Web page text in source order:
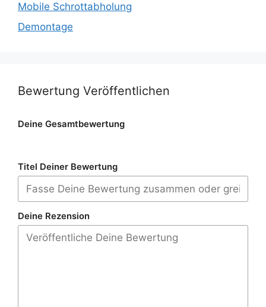
Mobile Schrottabholung
Demontage
Bewertung Veröffentlichen
Deine Gesamtbewertung
Titel Deiner Bewertung
Deine Rezension